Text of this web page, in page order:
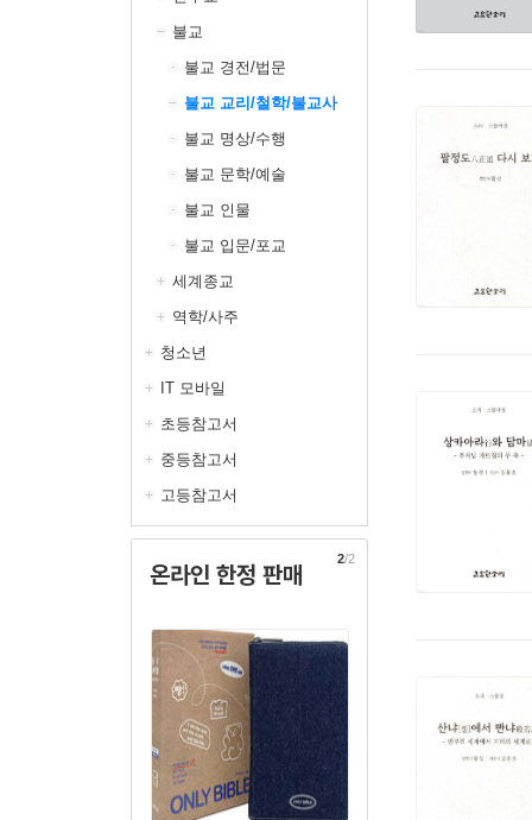
불교
불교 경전/법문
불교 교리/철학/불교사
불교 명상/수행
불교 문학/예술
불교 인물
불교 입문/포교
세계종교
역학/사주
청소년
IT 모바일
초등참고서
중등참고서
고등참고서
온라인 한정 판매
2/2